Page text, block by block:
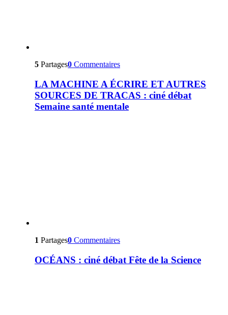
5 Partages0 Commentaires
LA MACHINE A ÉCRIRE ET AUTRES
SOURCES DE TRACAS : ciné débat
Semaine santé mentale
1 Partages0 Commentaires
OCÉANS : ciné débat Fête de la Science